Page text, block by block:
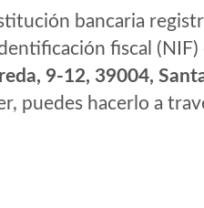
bancaria
fiscal (NIF)
9-12, 39004,
puedes hacerlo a